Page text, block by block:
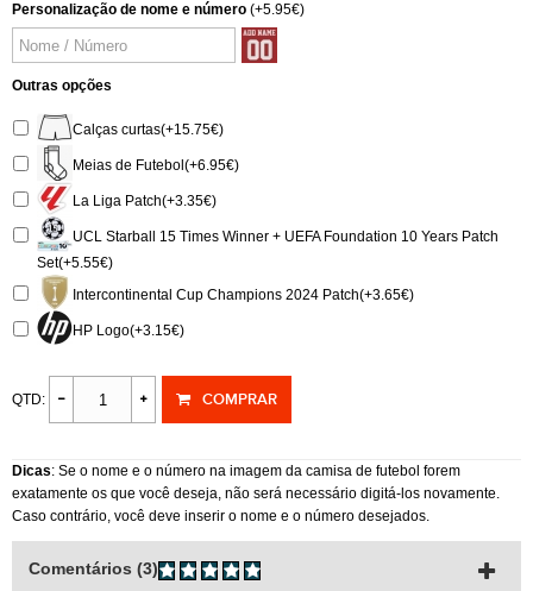
Personalização de nome e número (+5.95€)
Outras opções
Calças curtas(+15.75€)
Meias de Futebol(+6.95€)
La Liga Patch(+3.35€)
UCL Starball 15 Times Winner + UEFA Foundation 10 Years Patch
Set(+5.55€)
Intercontinental Cup Champions 2024 Patch(+3.65€)
HP Logo(+3.15€)
QTD: COMPRAR
Dicas: Se o nome e o número na imagem da camisa de futebol forem
exatamente os que você deseja, não será necessário digitá-los novamente.
Caso contrário, você deve inserir o nome e o número desejados.
Comentários (3)